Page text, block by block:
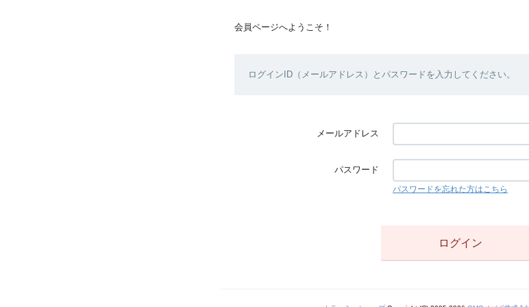
会員ページへようこそ！
ログインID（メールアドレス）とパスワードを入力してください。
メールアドレス
パスワード
パスワードを忘れた方はこちら